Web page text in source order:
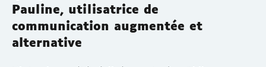
Pauline, utilisatrice de
communication augmentée et
alternative